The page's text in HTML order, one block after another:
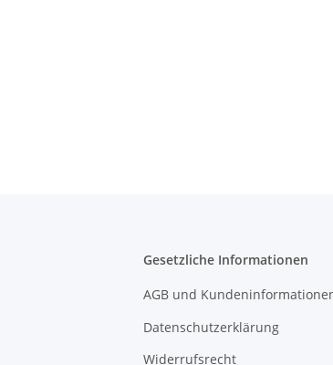
Gesetzliche Informationen
AGB und
Datenschutzerklärung
Widerrufsrecht